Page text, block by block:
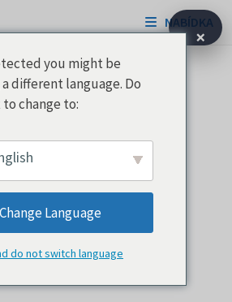
NABÍDKA
×
you might be
different language. Do
change to:
Change Language
do not switch language